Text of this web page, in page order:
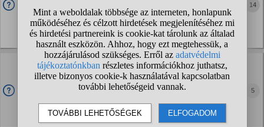
repulni keszulok, es a borondben felejtettem egy vapet. mar
nincs nagyon esely arra, hogy visszaszerezzem, mivel a
borond mar le van adva. ha hasonlo tortent barkivel, mi
tortent? elkoboztak-e, vagy eszre sem vettek?
14
Bárkit is érdekel a reptéren, ha nem viszek végül
annyi bőröndöt, mint amit kifizettem?
Gondolom hülye kérdés és senkit se érdekel, én is hülye
lenne venni egy feladandót, de akkor már a kisbőröndöt
nem visszük, csak a nagyot.
5